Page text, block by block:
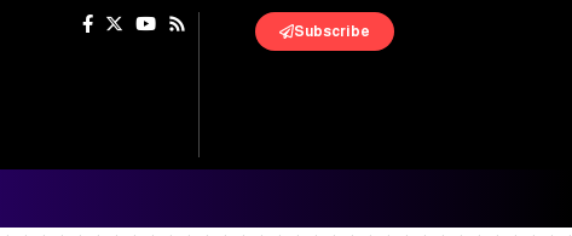
Subscribe